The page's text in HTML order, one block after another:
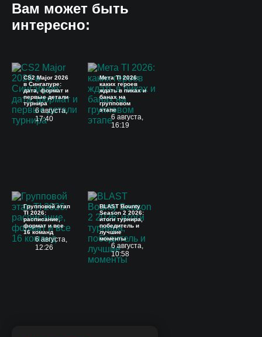
Вам может быть
интересно:
CS2 Major 2026
в Сингапуре:
дата, формат и
первые детали
турнира
6 августа,
17:40
Мета TI 2026:
каких героев
ждать в пиках и
банах на
групповом
этапе
6 августа,
16:19
Групповой этап
TI 2026:
расписание,
формат и все
16 команд
6 августа,
12:26
BLAST Bounty
Season 2 2026:
итоги турнира,
победитель и
лучшие
моменты
6 августа,
10:58